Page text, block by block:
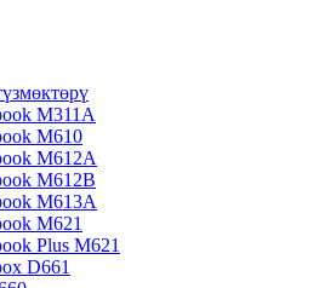
M311A
M610
M612A
M612B
M613A
M621
Plus M621
D661